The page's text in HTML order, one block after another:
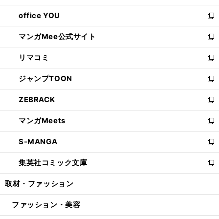
開
く
ウ
で
開
く
ウ
ィ
ン
ド
ウ
で
開
く
し
い
ウ
ィ
ン
ド
ウ
で
開
く
office YOU
新
し
い
ウ
ィ
ン
ド
ウ
で
開
く
マンガMee公式サイト
新
し
い
ウ
ィ
ン
ド
ウ
で
開
く
リマコミ
新
し
い
ウ
ィ
ン
ド
ウ
で
開
く
ジャンプTOON
新
し
い
ウ
ィ
ン
ド
ウ
で
開
ZEBRACK
新
し
い
ウ
ィ
ン
ド
ウ
開
マンガMeets
新
し
い
ウ
ィ
ン
ウ
開
S-MANGA
新
し
い
ウ
ン
ウ
集英社コミック文庫
新
し
ウ
ン
取材・ファッション
ファッション・美容